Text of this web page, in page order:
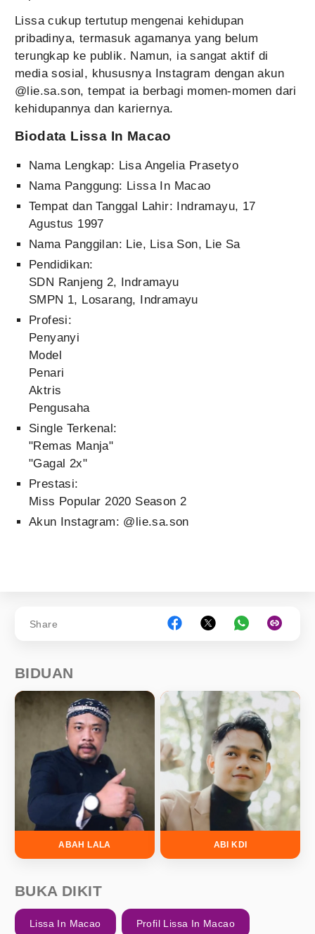
Lissa cukup tertutup mengenai kehidupan
pribadinya, termasuk agamanya yang belum
terungkap ke publik. Namun, ia sangat aktif di
media sosial, khususnya Instagram dengan akun
@lie.sa.son, tempat ia berbagi momen-momen dari
kehidupannya dan kariernya.
Biodata Lissa In Macao
Nama Lengkap: Lisa Angelia Prasetyo
Nama Panggung: Lissa In Macao
Tempat dan Tanggal Lahir: Indramayu, 17
Agustus 1997
Nama Panggilan: Lie, Lisa Son, Lie Sa
Pendidikan:
SDN Ranjeng 2, Indramayu
SMPN 1, Losarang, Indramayu
Profesi:
Penyanyi
Model
Penari
Aktris
Pengusaha
Single Terkenal:
"Remas Manja"
"Gagal 2x"
Prestasi:
Miss Popular 2020 Season 2
Akun Instagram: @lie.sa.son
Share
BIDUAN
ABAH LALA ABI KDI
BUKA DIKIT
Lissa In Macao Profil Lissa In Macao